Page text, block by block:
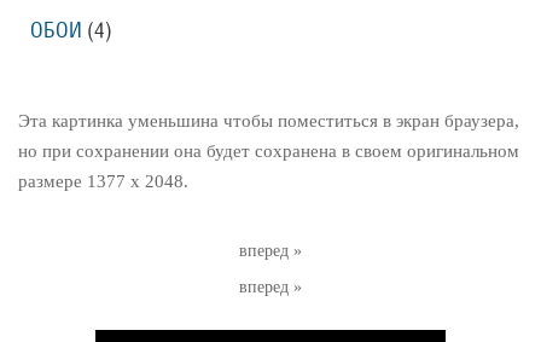
вперед »
вперед »
Эта картинка уменьшина чтобы поместиться в экран браузера,
но при сохранении она будет сохранена в своем оригинальном
размере 1377 x 2048.
ОБОИ (4)